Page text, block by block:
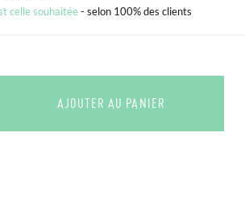
celle souhaitée - selon 100% des clients
AJOUTER AU PANIER